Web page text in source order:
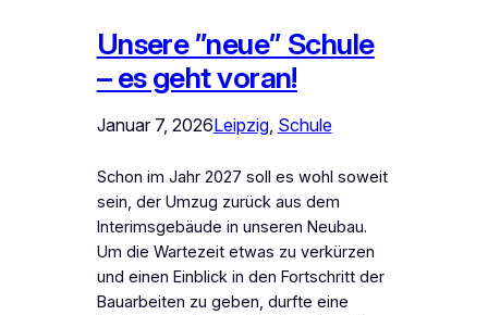
Unsere ”neue” Schule
– es geht voran!
Januar 7, 2026Leipzig, Schule
Schon im Jahr 2027 soll es wohl soweit
sein, der Umzug zurück aus dem
Interimsgebäude in unseren Neubau.
Um die Wartezeit etwas zu verkürzen
und einen Einblick in den Fortschritt der
Bauarbeiten zu geben, durfte eine